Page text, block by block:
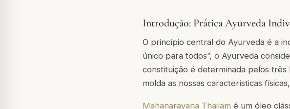
Introdução: Prática Ayurveda
O princípio central do Ayurveda é a
único para todos”, o Ayurveda
constituição é determinada pelos três
molda as nossas características
Mahanarayana Thailam é um óleo